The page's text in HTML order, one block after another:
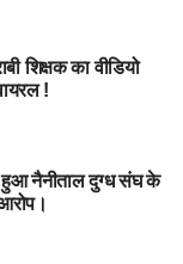
शिक्षक का वीडियो
!
हुआ नैनीताल दुग्ध संघ के